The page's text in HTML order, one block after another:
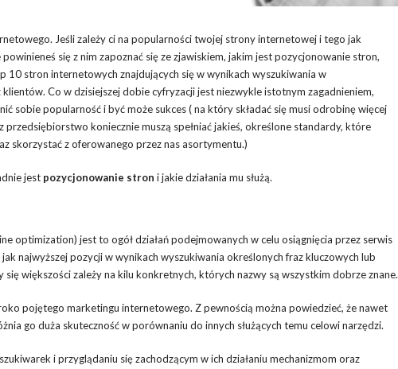
Jeśli zależy ci na popularności twojej strony internetowej i tego jak
się z nim zapoznać się ze zjawiskiem, jakim jest pozycjonowanie stron,
stron internetowych znajdujących się w wynikach wyszukiwania w
Co w dzisiejszej dobie cyfryzacji jest niezwykle istotnym zagadnieniem,
sobie popularność i być może sukces ( na który składać się musi odrobinę więcej
koniecznie muszą spełniać jakieś, określone standardy, które
skorzystać z oferowanego przez nas asortymentu.)
jest pozycjonowanie stron i jakie działania mu służą.
optimization) jest to ogół działań podejmowanych w celu osiągnięcia przez serwis
najwyższej pozycji w wynikach wyszukiwania określonych fraz kluczowych lub
większości zależy na kilu konkretnych, których nazwy są wszystkim dobrze znane.
pojętego marketingu internetowego. Z pewnością można powiedzieć, że nawet
go duża skuteczność w porównaniu do innych służących temu celowi narzędzi.
i przyglądaniu się zachodzącym w ich działaniu mechanizmom oraz